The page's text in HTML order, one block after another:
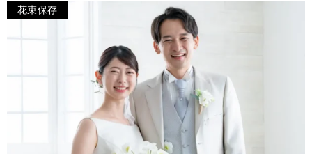
花束保存